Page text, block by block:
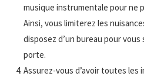
musique instrumentale pour ne
Ainsi, vous limiterez les
disposez d’un bureau pour
porte.
Assurez-vous d’avoir toutes les